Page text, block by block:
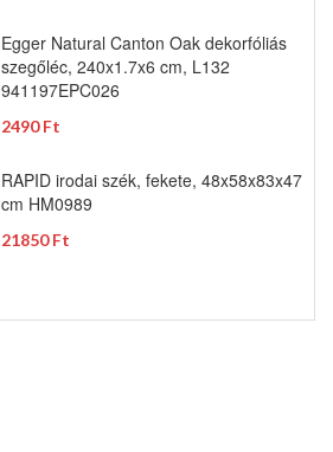
Egger Natural Canton Oak dekorfóliás
szegőléc, 240x1.7x6 cm, L132
941197EPC026
2490 Ft
RAPID irodai szék, fekete, 48x58x83x47
cm HM0989
21850 Ft